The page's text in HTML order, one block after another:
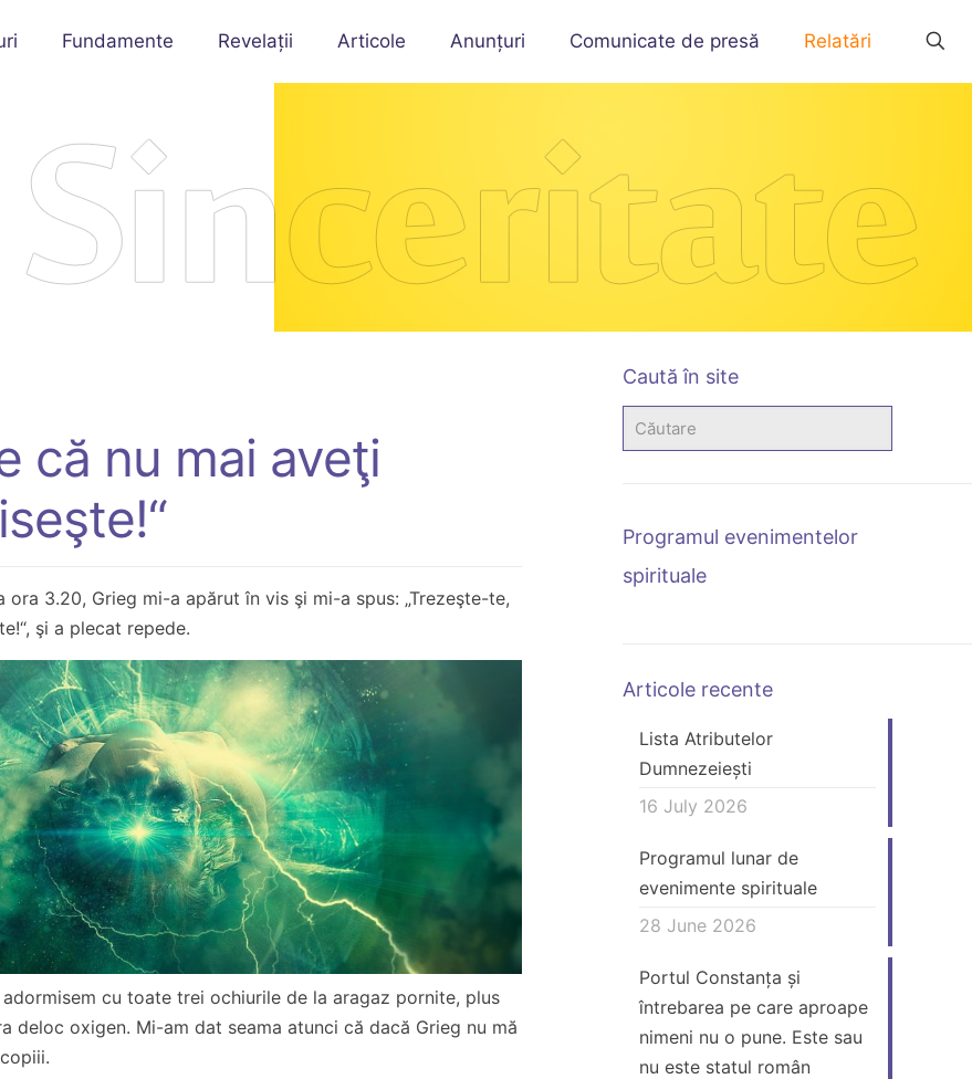
Fundamente Revelații Articole Anunțuri Comunicate de presă Relatări
că nu mai aveţi
3.20, Grieg mi-a apărut în vis şi mi-a spus: „Trezeşte-te,
şi a plecat repede.
cu toate trei ochiurile de la aragaz pornite, plus
deloc oxigen. Mi-am dat seama atunci că dacă Grieg nu mă
Caută în site
Programul evenimentelor
spirituale
Articole recente
Lista Atributelor
Dumnezeiești
16 July 2026
Programul lunar de
evenimente spirituale
28 June 2026
Portul Constanța și
întrebarea pe care aproape
nimeni nu o pune. Este sau
nu este statul român